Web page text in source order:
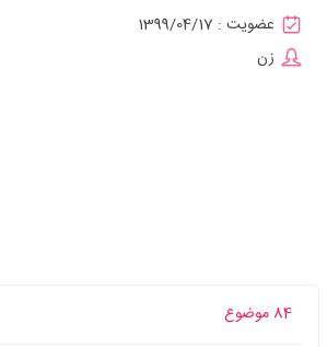
عضویت : 1399/04/17
زن
84 موضوع